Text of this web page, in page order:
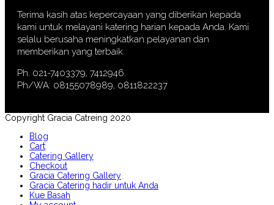
Terima kasih atas kepercayaan yang diberikan kepada
kami untuk melayani katering harian kepada Anda. Kami
selalu berusaha meningkatkan pelayanan dan
memberikan yang terbaik.
Ph. 021-7403379, 7412946.
Ph/WA: 08155078989, 0811822237
Copyright Gracia Catreing 2020
Blog
Cart
Catering Gallery
Checkout
Gracia Catering Gallery
Gracia Catering hadir untuk Anda
Kue Basah